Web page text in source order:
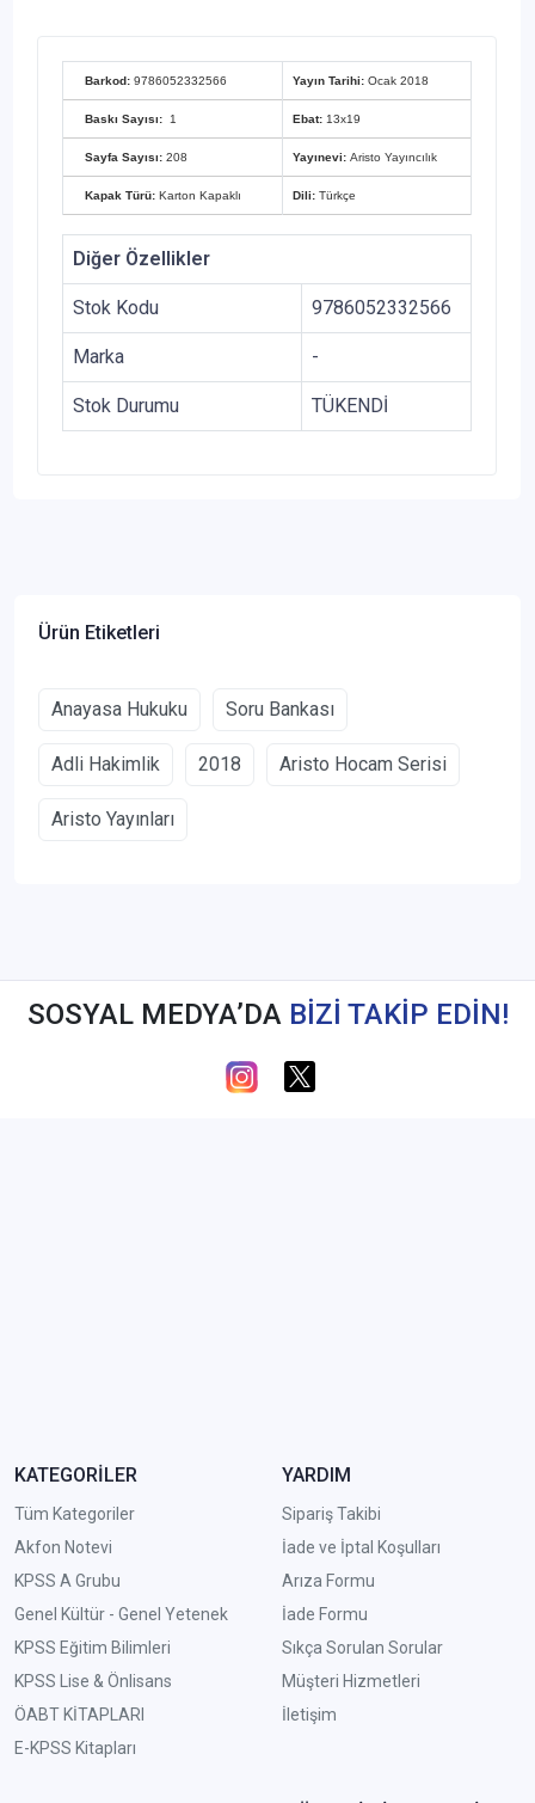
Barkod: 9786052332566 Yayın Tarihi: Ocak 2018
Baskı Sayısı: 1 Ebat: 13x19
Sayfa Sayısı: 208 Yayınevi: Aristo Yayıncılık
Kapak Türü: Karton Kapaklı Dili: Türkçe
Diğer Özellikler
Stok Kodu 9786052332566
Marka -
Stok Durumu TÜKENDİ
Ürün Etiketleri
Anayasa Hukuku Soru Bankası
Adli Hakimlik 2018 Aristo Hocam Serisi
Aristo Yayınları
SOSYAL MEDYA’DA BİZİ TAKİP EDİN!
KATEGORİLER
Tüm Kategoriler
Akfon Notevi
KPSS A Grubu
Genel Kültür - Genel Yetenek
KPSS Eğitim Bilimleri
KPSS Lise & Önlisans
ÖABT KİTAPLARI
E-KPSS Kitapları
YARDIM
Sipariş Takibi
İade ve İptal Koşulları
Arıza Formu
İade Formu
Sıkça Sorulan Sorular
Müşteri Hizmetleri
İletişim